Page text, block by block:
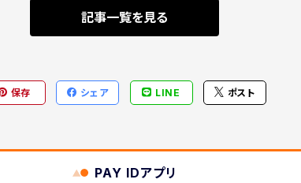
記事一覧を見る
保存 シェア LINE ポスト
PAY IDアプリ